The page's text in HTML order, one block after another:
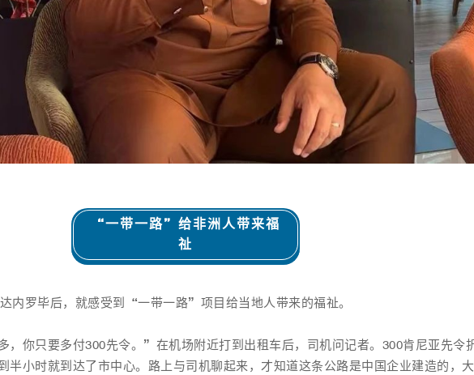
“一带一路”给非洲人带来福
祉
内罗毕后，就感受到“一带一路”项目给当地人带来的福祉。
，你只要多付300先令。”在机场附近打到出租车后，司机问记者。300肯尼亚先令
半小时就到达了市中心。路上与司机聊起来，才知道这条公路是中国企业建造的，